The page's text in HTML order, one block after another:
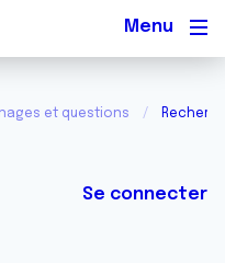
et questions
Se connecter